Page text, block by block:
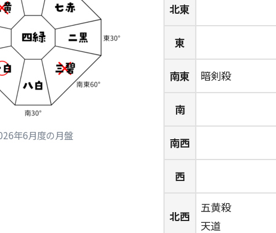
年6月度の月盤
北東
東
南東 暗剣殺
南
南西
西
北西
五黄殺
天道